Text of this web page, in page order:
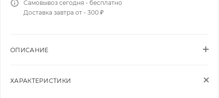
Самовывоз сегодня - бесплатно
Доставка завтра от - 300 ₽
ОПИСАНИЕ
ХАРАКТЕРИСТИКИ